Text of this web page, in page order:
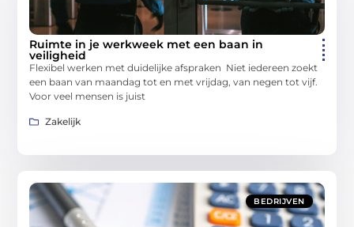
Ruimte in je werkweek met een baan in
veiligheid
Flexibel werken met duidelijke afspraken Niet iedereen zoekt
een baan van maandag tot en met vrijdag, van negen tot vijf.
Voor veel mensen is juist
Zakelijk
BEDRIJVEN